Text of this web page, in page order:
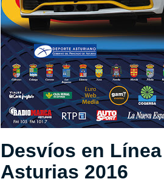
Desvíos en
Asturias 2016